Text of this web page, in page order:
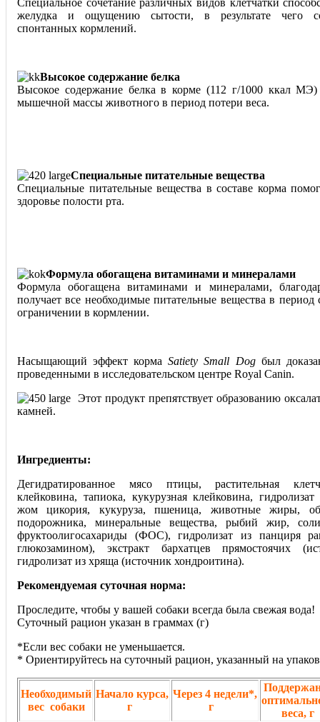
Специальное сочетание различных видов клетчатки
желудка и ощущению сытости, в результате чего
спонтанных кормлений.
Высокое содержание белка
Высокое содержание белка в корме (112 г/1000 ккал МЭ)
мышечной массы животного в период потери веса.
Специальные питательные вещества
Специальные питательные вещества в составе корма
здоровье полости рта.
Формула обогащена витаминами и минералами
Формула обогащена витаминами и минералами,
получает все необходимые питательные вещества в
ограничении в кормлении.
Насыщающий эффект кормаSatiety Small Dogбыл
проведенными в исследовательском центре Royal Canin.
Этот продукт препятствует образованию
камней.
Ингредиенты:
Дегидратированное мясо птицы, растительная
клейковина, тапиока, кукурузная клейковина,
жом цикория, кукуруза, пшеница, животные жиры,
подорожника, минеральные вещества, рыбий жир,
фруктоолигосахариды (ФОС), гидролизат из панциря
глюкозамином), экстракт бархатцев прямостоячих
гидролизат из хряща (источник хондроитина).
Рекомендуемая суточная норма:
Проследите, чтобы у вашей собаки всегда была свежая вода!
Суточный рацион указан в граммах (г)
*Если вес собаки не уменьшается.
* Ориентируйтесь на суточный рацион, указанный на
Необходимый
вес собаки
Начало курса,
г
Через 4 недели*,
г
веса, г